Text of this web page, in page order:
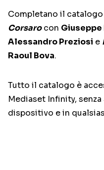
Completano il
Corsarocon
Alessandro Preziosi e
Raoul Bova.
Tutto il catalogo è
Mediaset Infinity,
dispositivo e in